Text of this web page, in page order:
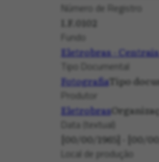
Número de Registro
I.F.0102
Fundo
Eletrobras -
Tipo Documental
FotografiaTipo
Produtor
Eletrobras
Data (textual)
[00/00/1965] - [00/
Local de produção